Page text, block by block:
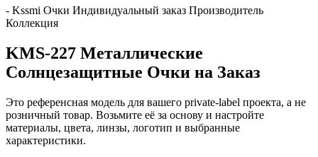
- Kssmi Очки Индивидуальный заказ Производитель
Коллекция
KMS-227 Металлические
Солнцезащитные Очки на Заказ
Это референсная модель для вашего private-label проекта, а не
розничный товар. Возьмите её за основу и настройте
материалы, цвета, линзы, логотип и выбранные
характеристики.